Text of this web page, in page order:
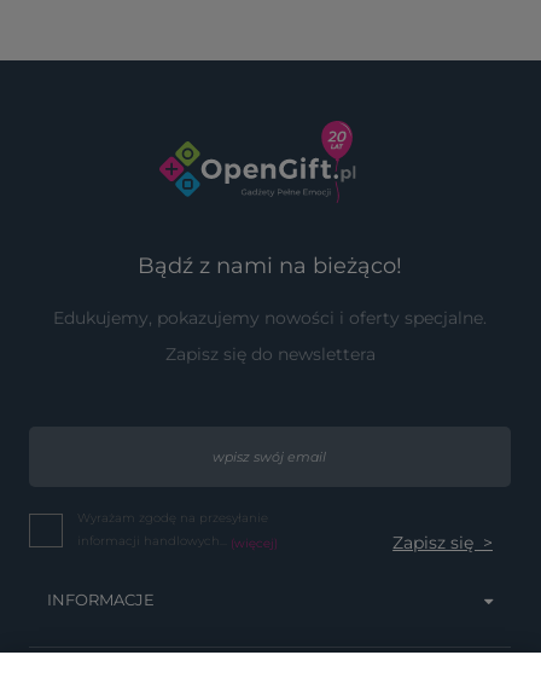
Bądź z nami na bieżąco!
Edukujemy, pokazujemy nowości i oferty specjalne.
Zapisz się do newslettera
Wyrażam zgodę na przesyłanie
informacji handlowych... (więcej)
INFORMACJE